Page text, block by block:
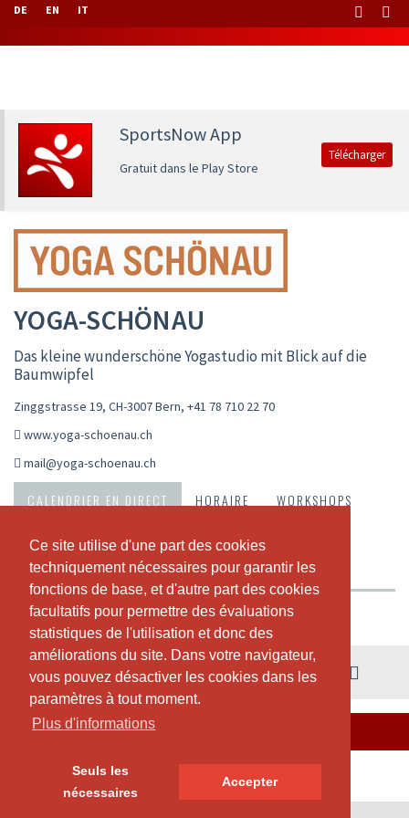
Ce site utilise d'une part des cookies
techniquement nécessaires pour garantir les
fonctions de base, et d'autre part des cookies
facultatifs pour permettre des évaluations
statistiques de l'utilisation et donc des
améliorations du site. Dans votre navigateur,
vous pouvez désactiver les cookies dans les
paramètres à tout moment.
Plus d'informations
Seuls les
nécessaires
Accepter
Ce site utilise d'une part des cookies
techniquement nécessaires pour garantir les
fonctions de base, et d'autre part des cookies
facultatifs pour permettre des évaluations
statistiques de l'utilisation et donc des
améliorations du site. Dans votre navigateur,
vous pouvez désactiver les cookies dans les
paramètres à tout moment.
Plus d'informations
Seuls les
nécessaires
Accepter
DE EN IT
SportsNow App
Gratuit dans le Play Store
Télécharger
YOGA-SCHÖNAU
Das kleine wunderschöne Yogastudio mit Blick auf die
Baumwipfel
Zinggstrasse 19, CH-3007 Bern, +41 78 710 22 70
www.yoga-schoenau.ch
mail@yoga-schoenau.ch
CALENDRIER EN DIRECT HORAIRE
WORKSHOPS
ABONNEMENTS ET PRIX
A PROPOS DE NOUS
NOTRE TEAM
Vue hebdomadaire
03. - 09. août
DURANT CETTE SEMAINE, IL N'Y A PAS DE COURS.